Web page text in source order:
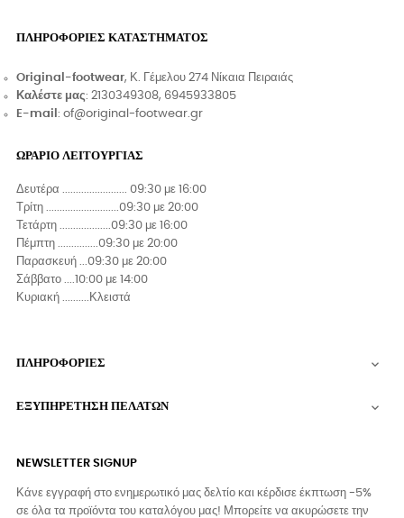
ΠΛΗΡΟΦΟΡΊΕΣ ΚΑΤΑΣΤΉΜΑΤΟΣ
Original-footwear, Κ. Γέμελου 274 Νίκαια Πειραιάς
Καλέστε μας: 2130349308, 6945933805
E-mail : of@original-footwear.gr
ΩΡΑΡΙΟ ΛΕΙΤΟΥΡΓΙΑΣ
Δευτέρα ........................ 09:30 με 16:00
Τρίτη ...........................09:30 με 20:00
Τετάρτη ...................09:30 με 16:00
Πέμπτη ...............09:30 με 20:00
Παρασκευή ...09:30 με 20:00
Σάββατο ....10:00 με 14:00
Κυριακή ..........Κλειστά
ΠΛΗΡΟΦΟΡΙΕΣ 
ΕΞΥΠΗΡΕΤΗΣΗ ΠΕΛΑΤΩΝ 
NEWSLETTER SIGNUP
Κάνε εγγραφή στο ενημερωτικό μας δελτίο και κέρδισε έκπτωση -5%
σε όλα τα προϊόντα του καταλόγου μας! Μπορείτε να ακυρώσετε την